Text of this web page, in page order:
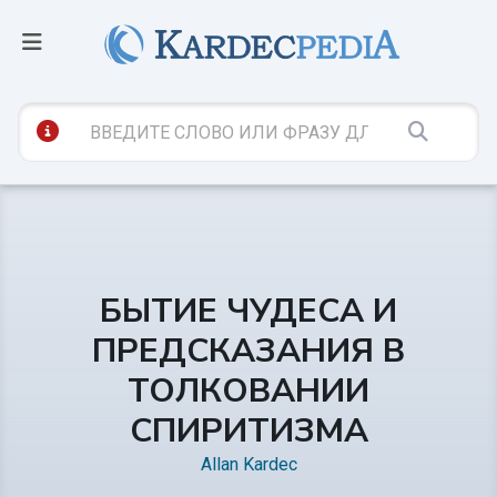
БЫТИЕ ЧУДЕСА И
ПРЕДСКАЗАНИЯ В
ТОЛКОВАНИИ
СПИРИТИЗМА
Allan Kardec